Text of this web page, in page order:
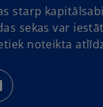
starp
sekas var
noteikta
p
e